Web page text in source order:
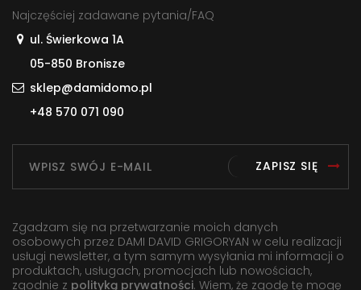
Najczęściej zadawane pytania/FAQ
ul. Świerkowa 1A
05-850 Bronisze
sklep@damidomo.pl
+48 570 071 090
ZAPISZ SIĘ
Zgadzam się na przetwarzanie moich danych
osobowych przez DAMI DAVID GRIGORYAN w celu realizacji
usługi newsletter, a tym samym wysyłania mi informacji o
produktach, usługach, promocjach lub nowościach,
zgodnie z polityką prywatności. Wiem, że zgodę tę mogę